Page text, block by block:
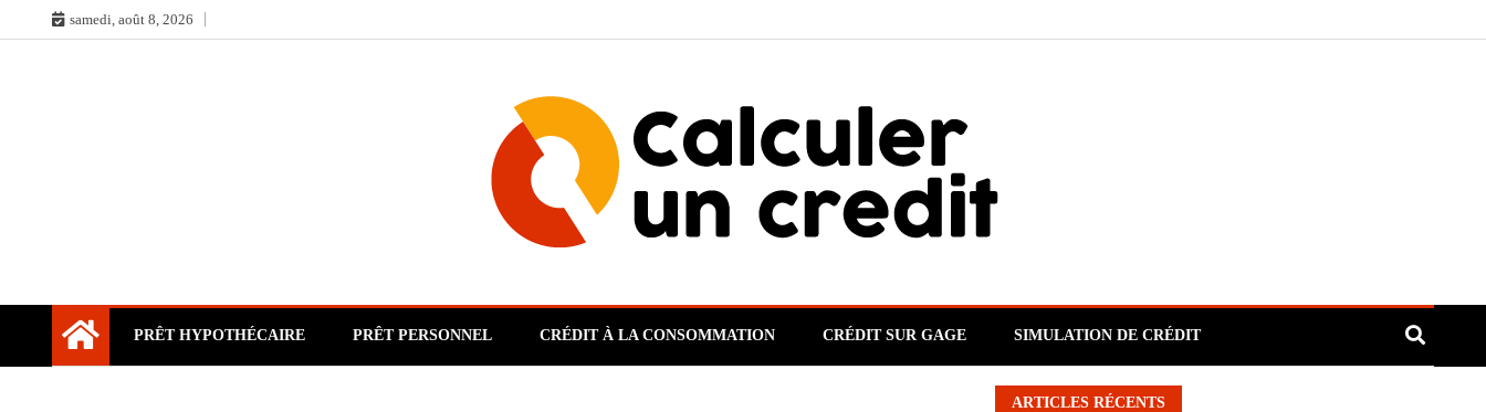
to
samedi, août 8, 2026
PRÊT HYPOTHÉCAIRE PRÊT PERSONNEL CRÉDIT À LA CONSOMMATION CRÉDIT SUR GAGE SIMULATION DE CRÉDIT
ARTICLES RÉCENTS